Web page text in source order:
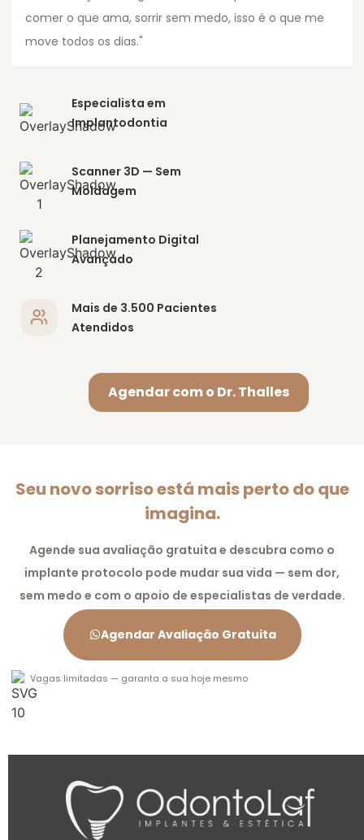
comer o que ama, sorrir sem medo, isso é o que me
move todos os dias."
Especialista em
Implantodontia
Scanner 3D — Sem
Moldagem
Planejamento Digital
Avançado
Mais de 3.500 Pacientes
Atendidos
Agendar com o Dr. Thalles
Seu novo sorriso está mais perto do que
imagina.
Agende sua avaliação gratuita e descubra como o
implante protocolo pode mudar sua vida — sem dor,
sem medo e com o apoio de especialistas de verdade.
Agendar Avaliação Gratuita
Vagas limitadas — garanta a sua hoje mesmo